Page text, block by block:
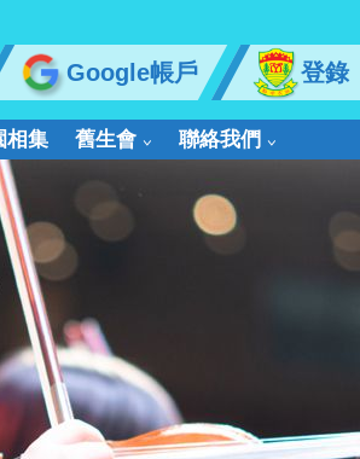
Google帳戶 登錄
相集 舊生會 聯絡我們